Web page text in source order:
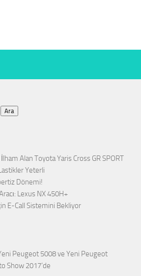
Ara
Alan Toyota Yaris Cross GR SPORT
Yeterli
Dönemi!
Lexus NX 450H+
E-Call Sistemini Bekliyor
Peugeot 5008 ve Yeni Peugeot
Show 2017’de